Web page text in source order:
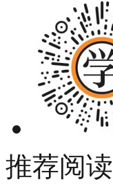
推荐阅读